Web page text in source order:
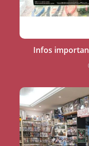
Infos